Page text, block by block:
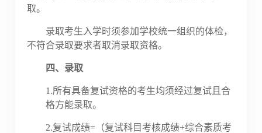
取。
录取考生入学时须参加学校统一组织的体检，
不符合录取要求者取消录取资格。
四、录取
1.所有具备复试资格的考生均须经过复试且合
格方能录取。
2.复试成绩=（复试科目考核成绩+综合素质考